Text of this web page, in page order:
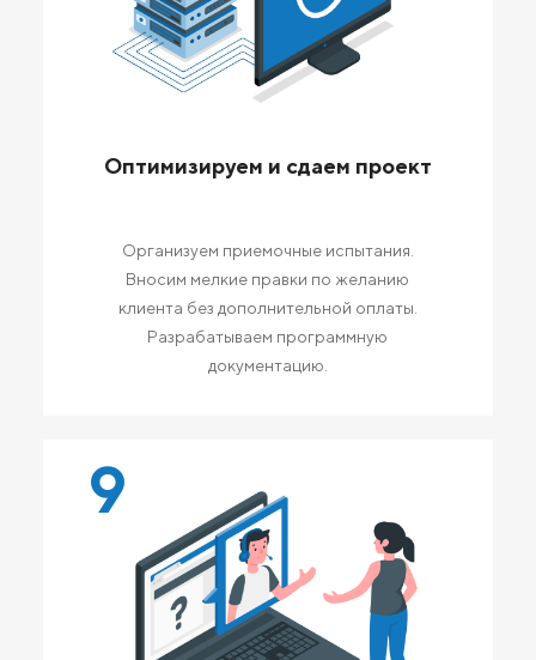
Оптимизируем и сдаем проект
Организуем приемочные испытания.
Вносим мелкие правки по желанию
клиента без дополнительной оплаты.
Разрабатываем программную
документацию.
9